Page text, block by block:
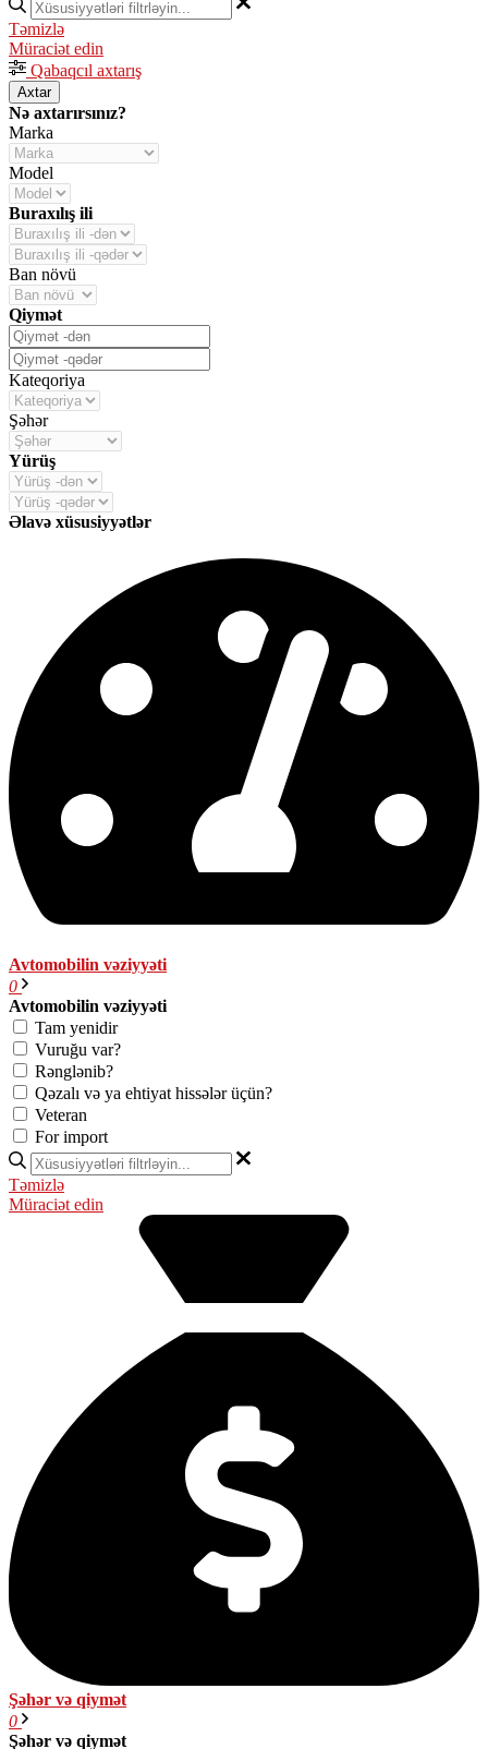
Təmizlə
Müraciət edin
Qabaqcıl axtarış
Axtar
Nə axtarırsınız?
Marka
Model
Buraxılış ili
Ban növü
Qiymət
Kateqoriya
Şəhər
Yürüş
Əlavə xüsusiyyətlər
Avtomobilin vəziyyəti
0
Avtomobilin vəziyyəti
Tam yenidir
Vuruğu var?
Rənglənib?
Qəzalı və ya ehtiyat hissələr üçün?
Veteran
For import
Təmizlə
Müraciət edin
Şəhər və qiymət
0
Şəhər və qiymət